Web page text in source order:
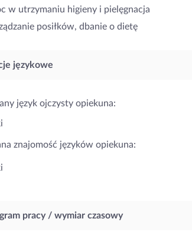
w utrzymaniu higieny i pielęgnacja
posiłków, dbanie o dietę
językowe
język ojczysty opiekuna:
znajomość języków opiekuna:
pracy / wymiar czasowy